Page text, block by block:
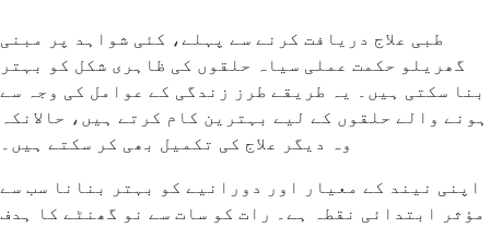
طبی علاج دریافت کرنے سے پہلے، کئی شواہد پر مبنی
گھریلو حکمت عملی سیاہ حلقوں کی ظاہری شکل کو بہتر
بنا سکتی ہیں۔ یہ طریقے طرز زندگی کے عوامل کی وجہ سے
ہونے والے حلقوں کے لیے بہترین کام کرتے ہیں، حالانکہ
وہ دیگر علاج کی تکمیل بھی کر سکتے ہیں۔
اپنی نیند کے معیار اور دورانیے کو بہتر بنانا سب سے
مؤثر ابتدائی نقطہ ہے۔ رات کو سات سے نو گھنٹے کا ہدف